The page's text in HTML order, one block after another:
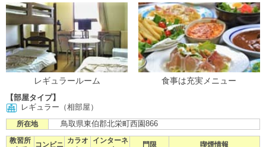
レギュラールーム 食事は充実メニュー
【部屋タイプ】
レギュラー（相部屋）
所在地 鳥取県東伯郡北栄町西園866
教習所
コンビニ
カラオ
インターネ
門限 喫煙情報